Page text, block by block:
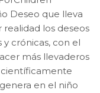
Deseo que lleva
los deseos
crónicas, con el
más llevaderos
científicamente
en el niño